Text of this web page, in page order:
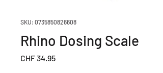
SKU: 0735850826608
Rhino Dosing Scale
CHF 34.95Price